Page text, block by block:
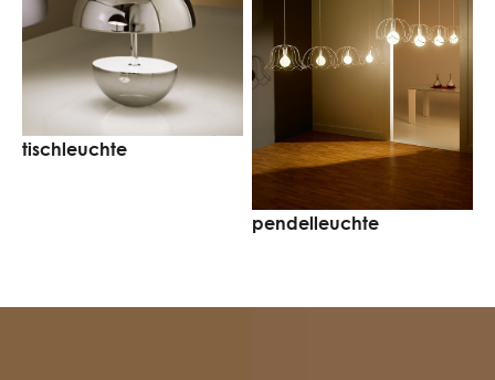
tischleuchte
pendelleuchte